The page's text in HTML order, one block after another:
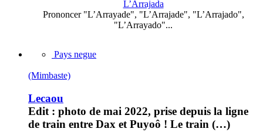
L’Arrajada
Prononcer "L’Arrayade", "L’Arrajade", "L’Arrajado",
"L’Arrayado"...
Pays negue
(Mimbaste)
Lecaou
Edit : photo de mai 2022, prise depuis la ligne
de train entre Dax et Puyoô ! Le train (…)